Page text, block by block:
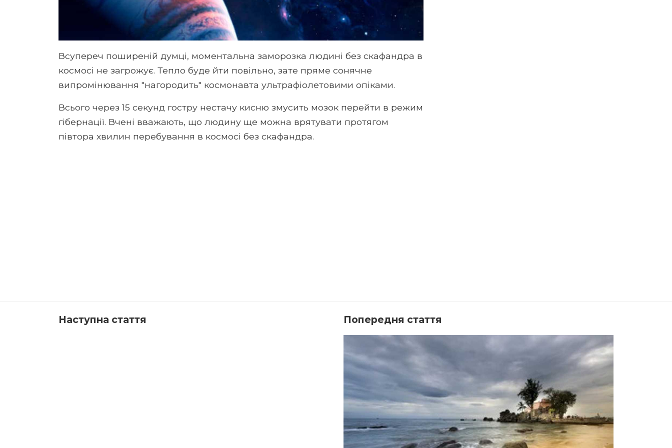
Всупереч поширеній думці, моментальна заморозка людині без скафандра в
космосі не загрожує. Тепло буде йти повільно, зате пряме сонячне
випромінювання "нагородить" космонавта ультрафіолетовими опіками.
Всього через 15 секунд гостру нестачу кисню змусить мозок перейти в режим
гібернації. Вчені вважають, що людину ще можна врятувати протягом
півтора хвилин перебування в космосі без скафандра.
Наступна стаття Попередня стаття